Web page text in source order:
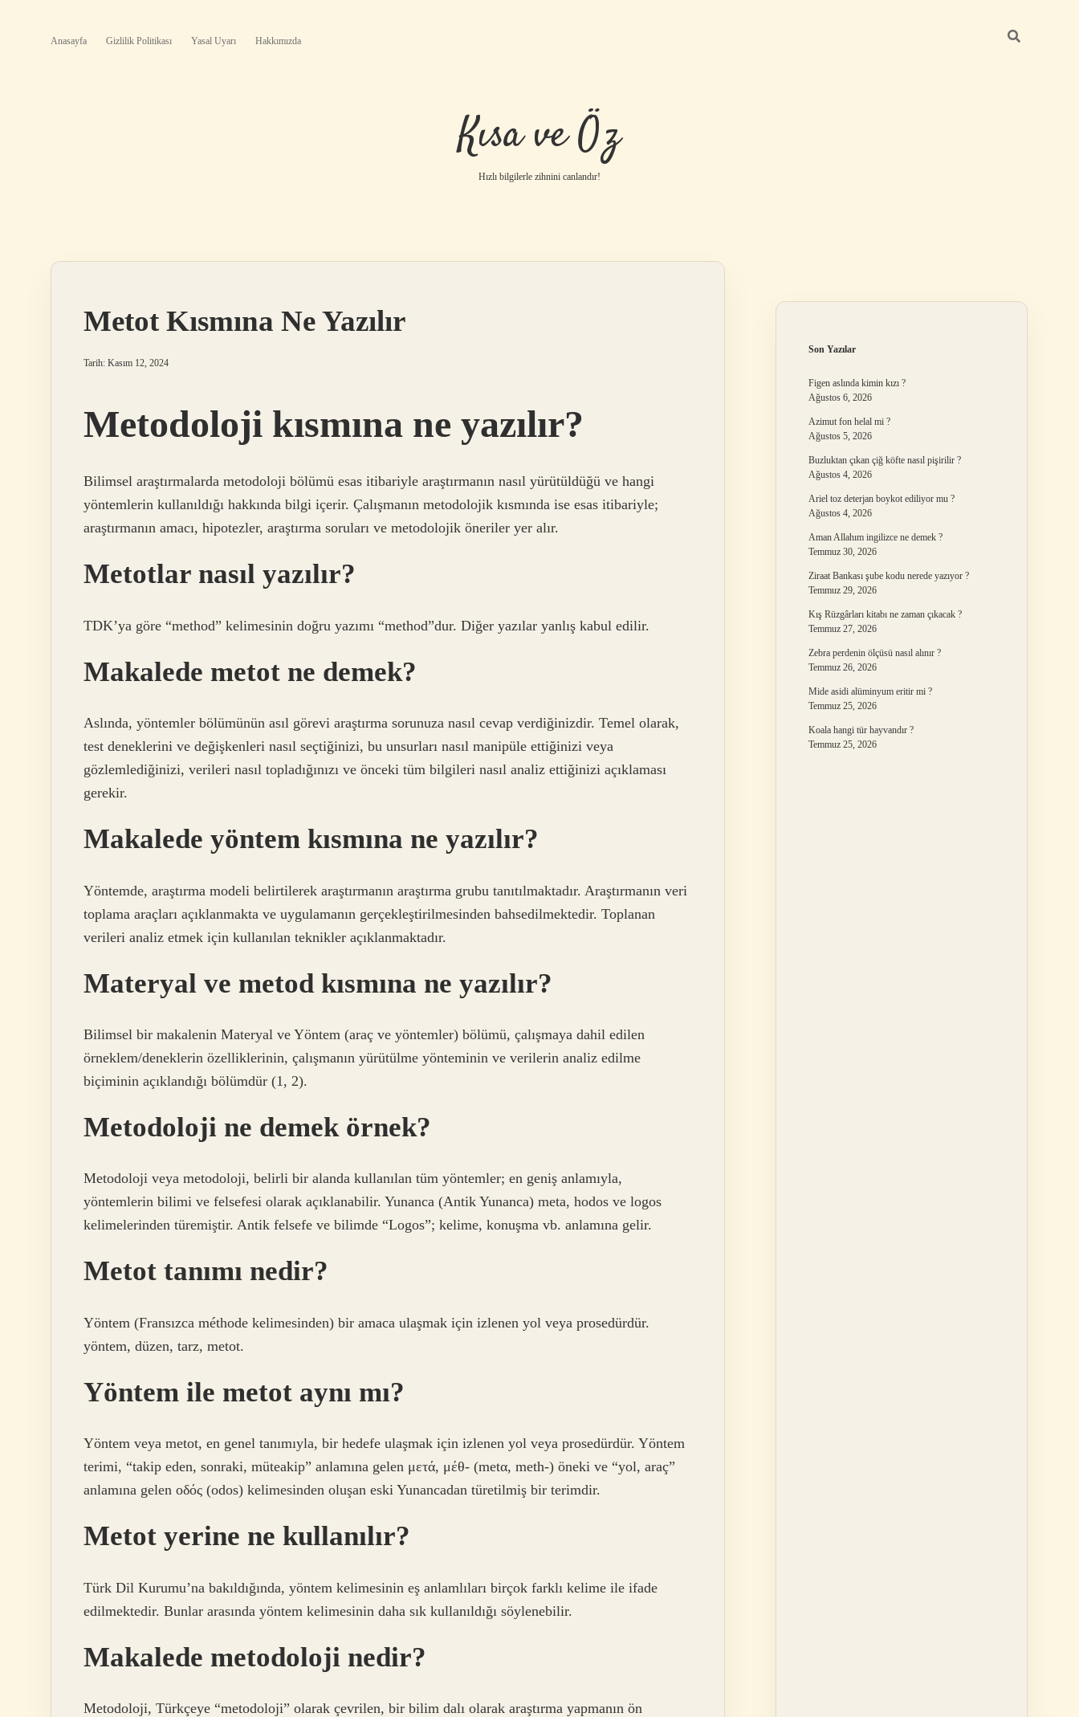
Anasayfa Gizlilik Politikası Yasal Uyarı Hakkımızda
Kısa ve Öz
Hızlı bilgilerle zihnini canlandır!
Metot Kısmına Ne Yazılır
Tarih: Kasım 12, 2024
Metodoloji kısmına ne yazılır?
Bilimsel araştırmalarda metodoloji bölümü esas itibariyle araştırmanın nasıl yürütüldüğü ve hangi
yöntemlerin kullanıldığı hakkında bilgi içerir. Çalışmanın metodolojik kısmında ise esas itibariyle;
araştırmanın amacı, hipotezler, araştırma soruları ve metodolojik öneriler yer alır.
Metotlar nasıl yazılır?
TDK’ya göre “method” kelimesinin doğru yazımı “method”dur. Diğer yazılar yanlış kabul edilir.
Makalede metot ne demek?
Aslında, yöntemler bölümünün asıl görevi araştırma sorunuza nasıl cevap verdiğinizdir. Temel olarak,
test deneklerini ve değişkenleri nasıl seçtiğinizi, bu unsurları nasıl manipüle ettiğinizi veya
gözlemlediğinizi, verileri nasıl topladığınızı ve önceki tüm bilgileri nasıl analiz ettiğinizi açıklaması
gerekir.
Makalede yöntem kısmına ne yazılır?
Yöntemde, araştırma modeli belirtilerek araştırmanın araştırma grubu tanıtılmaktadır. Araştırmanın veri
toplama araçları açıklanmakta ve uygulamanın gerçekleştirilmesinden bahsedilmektedir. Toplanan
verileri analiz etmek için kullanılan teknikler açıklanmaktadır.
Materyal ve metod kısmına ne yazılır?
Bilimsel bir makalenin Materyal ve Yöntem (araç ve yöntemler) bölümü, çalışmaya dahil edilen
örneklem/deneklerin özelliklerinin, çalışmanın yürütülme yönteminin ve verilerin analiz edilme
biçiminin açıklandığı bölümdür (1, 2).
Metodoloji ne demek örnek?
Metodoloji veya metodoloji, belirli bir alanda kullanılan tüm yöntemler; en geniş anlamıyla,
yöntemlerin bilimi ve felsefesi olarak açıklanabilir. Yunanca (Antik Yunanca) meta, hodos ve logos
kelimelerinden türemiştir. Antik felsefe ve bilimde “Logos”; kelime, konuşma vb. anlamına gelir.
Metot tanımı nedir?
Yöntem (Fransızca méthode kelimesinden) bir amaca ulaşmak için izlenen yol veya prosedürdür.
yöntem, düzen, tarz, metot.
Yöntem ile metot aynı mı?
Yöntem veya metot, en genel tanımıyla, bir hedefe ulaşmak için izlenen yol veya prosedürdür. Yöntem
terimi, “takip eden, sonraki, müteakip” anlamına gelen μετά, μέθ- (metα, meth-) öneki ve “yol, araç”
anlamına gelen οδός (odos) kelimesinden oluşan eski Yunancadan türetilmiş bir terimdir.
Metot yerine ne kullanılır?
Türk Dil Kurumu’na bakıldığında, yöntem kelimesinin eş anlamlıları birçok farklı kelime ile ifade
edilmektedir. Bunlar arasında yöntem kelimesinin daha sık kullanıldığı söylenebilir.
Makalede metodoloji nedir?
Metodoloji, Türkçeye “metodoloji” olarak çevrilen, bir bilim dalı olarak araştırma yapmanın ön
Son Yazılar
Figen aslında kimin kızı ?
Ağustos 6, 2026
Azimut fon helal mi ?
Ağustos 5, 2026
Buzluktan çıkan çiğ köfte nasıl pişirilir ?
Ağustos 4, 2026
Ariel toz deterjan boykot ediliyor mu ?
Ağustos 4, 2026
Aman Allahım ingilizce ne demek ?
Temmuz 30, 2026
Ziraat Bankası şube kodu nerede yazıyor ?
Temmuz 29, 2026
Kış Rüzgârları kitabı ne zaman çıkacak ?
Temmuz 27, 2026
Zebra perdenin ölçüsü nasıl alınır ?
Temmuz 26, 2026
Mide asidi alüminyum eritir mi ?
Temmuz 25, 2026
Koala hangi tür hayvandır ?
Temmuz 25, 2026